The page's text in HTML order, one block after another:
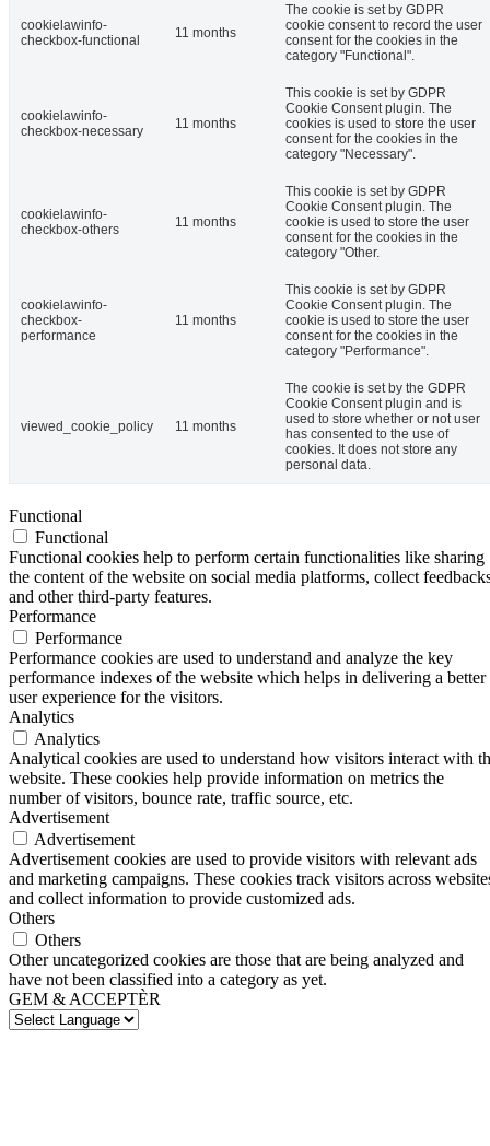
cookielawinfo-
checkbox-functional
11 months
The cookie is set by GDPR
cookie consent to record the user
consent for the cookies in the
category "Functional".
cookielawinfo-
checkbox-necessary
11 months
This cookie is set by GDPR
Cookie Consent plugin. The
cookies is used to store the user
consent for the cookies in the
category "Necessary".
cookielawinfo-
checkbox-others
11 months
This cookie is set by GDPR
Cookie Consent plugin. The
cookie is used to store the user
consent for the cookies in the
category "Other.
cookielawinfo-
checkbox-
performance
11 months
This cookie is set by GDPR
Cookie Consent plugin. The
cookie is used to store the user
consent for the cookies in the
category "Performance".
viewed_cookie_policy 11 months
The cookie is set by the GDPR
Cookie Consent plugin and is
used to store whether or not user
has consented to the use of
cookies. It does not store any
personal data.
Functional
Functional
Functional cookies help to perform certain functionalities like sharing
the content of the website on social media platforms, collect
and other third-party features.
Performance
Performance
Performance cookies are used to understand and analyze the key
performance indexes of the website which helps in delivering a better
user experience for the visitors.
Analytics
Analytics
Analytical cookies are used to understand how visitors interact with
website. These cookies help provide information on metrics the
number of visitors, bounce rate, traffic source, etc.
Advertisement
Advertisement
Advertisement cookies are used to provide visitors with relevant ads
and marketing campaigns. These cookies track visitors across
and collect information to provide customized ads.
Others
Others
Other uncategorized cookies are those that are being analyzed and
have not been classified into a category as yet.
GEM & ACCEPTÈR